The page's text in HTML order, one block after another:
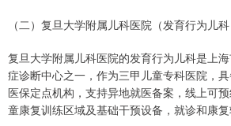
（二）复旦大学附属儿科医院（发育行为儿科
复旦大学附属儿科医院的发育行为儿科是上
症诊断中心之一，作为三甲儿童专科医院，
医保定点机构，支持异地就医备案，线上可
童康复训练区域及基础干预设备，就诊和康复